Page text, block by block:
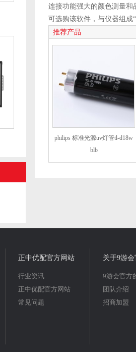
连接功能强大的颜色测量和
可选购该软件，与仪器组成
推荐产品
philips 标准光源uv灯管tl-d18w
blb
正中优配官方网站
行业资讯
正中优配官方网站
常见问题
关于9游
9游会官方
团队介绍
招商加盟